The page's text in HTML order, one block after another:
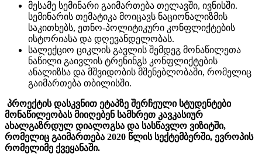
მესამე სემინარი გაიმართება თელავში, ივნისში.
სემინარის თემატიკა მოიცავს ნაციონალიზმის
საკითხებს, ეთნო-პოლიტიკური კონფლიქტების
ისტორიასა და დღევანდელობას.
სალექციო ციკლის გავლის შემდეგ მონაწილეთა
ნაწილი გაივლის ტრენინგს კონფლიქტების
ანალიზსა და მშვიდობის მშენებლობაში, რომელიც
გაიმართება თბილისში.
პროექტის დასკვნით ეტაპზე შერჩეული სტუდენტები
მონაწილეობას მიიღებენ სამხრეთ კავკასიურ
ახალგაზრდულ დიალოგსა და სასწავლო ვიზიტში,
რომელიც გაიმართება 2020 წლის სექტემბერში, ევროპის
რომელიმე ქვეყანაში.